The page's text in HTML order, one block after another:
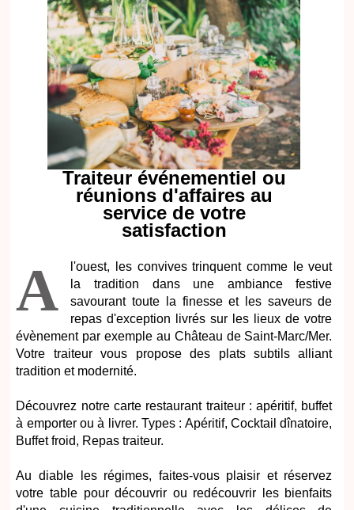
Traiteur événementiel ou
réunions d'affaires au
service de votre
satisfaction
A
l'ouest, les convives trinquent comme le veut
la tradition dans une ambiance festive
savourant toute la finesse et les saveurs de
repas d'exception livrés sur les lieux de votre
évènement par exemple au Château de Saint-Marc/Mer.
Votre traiteur vous propose des plats subtils alliant
tradition et modernité.
Découvrez notre carte restaurant traiteur : apéritif, buffet
à emporter ou à livrer. Types : Apéritif, Cocktail dînatoire,
Buffet froid, Repas traiteur.
Au diable les régimes, faites-vous plaisir et réservez
votre table pour découvrir ou redécouvrir les bienfaits